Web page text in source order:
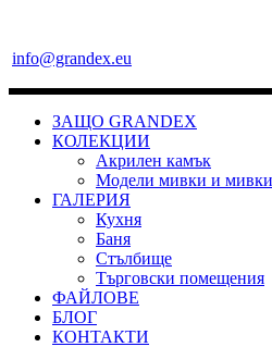
info@grandex.eu
ЗАЩО GRANDEX
КОЛЕКЦИИ
Акрилен камък
Модели мивки и мивки
ГАЛЕРИЯ
Кухня
Баня
Стълбище
Търговски помещения
ФАЙЛОВЕ
БЛОГ
КОНТАКТИ